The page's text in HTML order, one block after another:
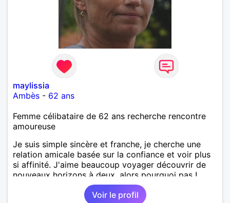
maylissia
Ambès - 62 ans
Femme célibataire de 62 ans recherche rencontre
amoureuse
Je suis simple sincère et franche, je cherche une
relation amicale basée sur la confiance et voir plus
si affinité. J'aime beaucoup voyager découvrir de
nouveaux horizons à deux, alors pourquoi pas !
Voir le profil